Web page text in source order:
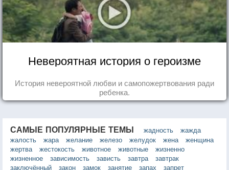
Невероятная история о героизме
История невероятной любви и самопожертвования ради
ребенка.
САМЫЕ ПОПУЛЯРНЫЕ ТЕМЫ жадность
жажда
жалость
жара желание железо желудок жена
женщина
жертва
жестокость животное животные
жизненно
жизненное
зависимость зависть завтра
завтрак
заключённый
закон замок занятие запах запрет